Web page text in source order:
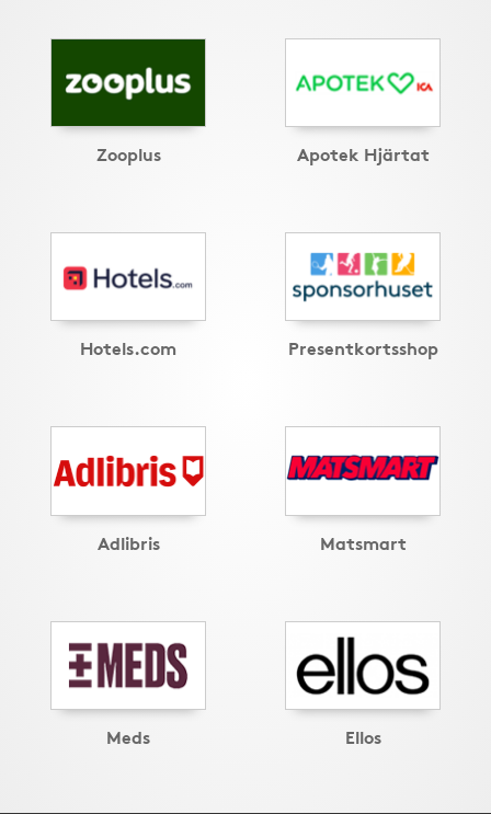
Zooplus Apotek Hjärtat
Hotels.com Presentkortsshop
Adlibris Matsmart
Meds Ellos